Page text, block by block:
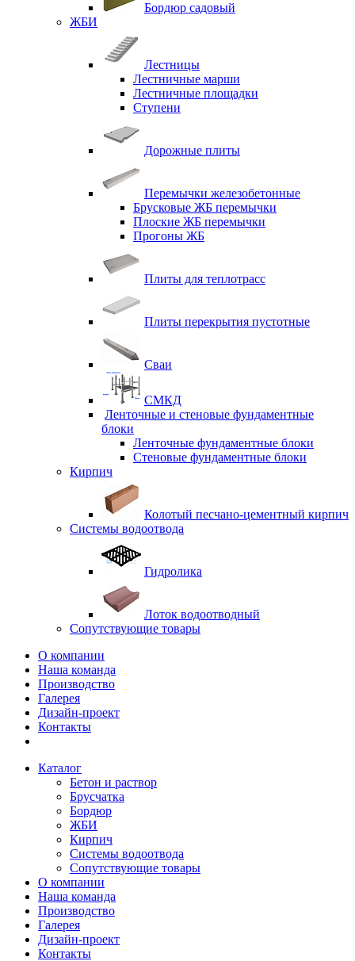
Бордюр садовый
ЖБИ
Лестницы
Лестничные марши
Лестничные площадки
Ступени
Дорожные плиты
Перемычки железобетонные
Брусковые ЖБ перемычки
Плоские ЖБ перемычки
Прогоны ЖБ
Плиты для теплотрасс
Плиты перекрытия пустотные
Сваи
СМКД
Ленточные и стеновые фундаментные
блоки
Ленточные фундаментные блоки
Стеновые фундаментные блоки
Кирпич
Колотый песчано-цементный кирпич
Системы водоотвода
Гидролика
Лоток водоотводный
Сопутствующие товары
О компании
Наша команда
Производство
Галерея
Дизайн-проект
Контакты
Каталог
Бетон и раствор
Брусчатка
Бордюр
ЖБИ
Кирпич
Системы водоотвода
Сопутствующие товары
О компании
Наша команда
Производство
Галерея
Дизайн-проект
Контакты